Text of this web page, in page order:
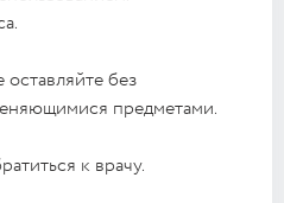
без
предметами.
к врачу.